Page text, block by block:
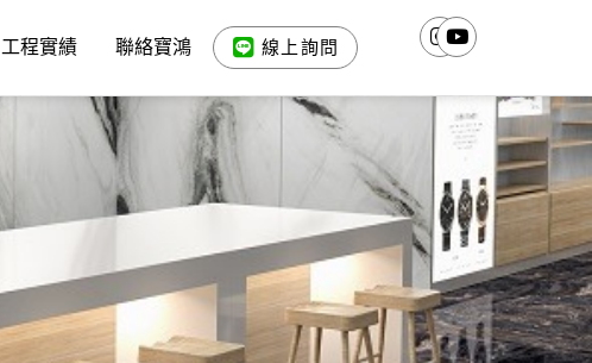
工程實績 聯絡寶鴻 線上詢問